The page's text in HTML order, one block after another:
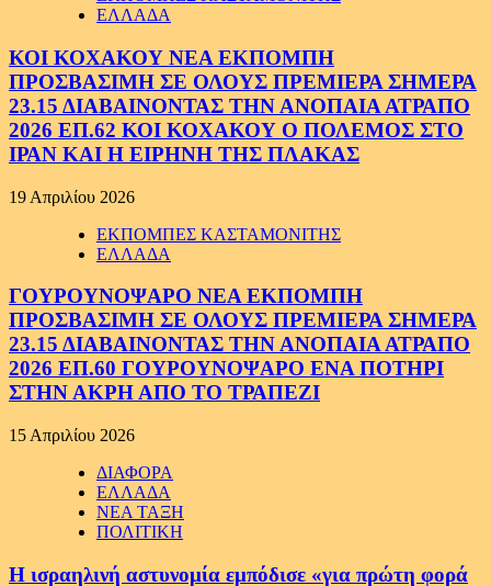
ΕΛΛΑΔΑ
ΚΟΙ ΚΟΧΑΚΟΥ ΝΕΑ ΕΚΠΟΜΠΗ
ΠΡΟΣΒΑΣΙΜΗ ΣΕ ΟΛΟΥΣ ΠΡΕΜΙΕΡΑ ΣΗΜΕΡΑ
23.15 ΔΙΑΒΑΙΝΟΝΤΑΣ ΤΗΝ ΑΝΟΠΑΙΑ ΑΤΡΑΠΟ
2026 ΕΠ.62 ΚΟΙ ΚΟΧΑΚΟΥ Ο ΠΟΛΕΜΟΣ ΣΤΟ
ΙΡΑΝ ΚΑΙ Η ΕΙΡΗΝΗ ΤΗΣ ΠΛΑΚΑΣ
19 Απριλίου 2026
ΕΚΠΟΜΠΕΣ ΚΑΣΤΑΜΟΝΙΤΗΣ
ΕΛΛΑΔΑ
ΓΟΥΡΟΥΝΟΨΑΡΟ ΝΕΑ ΕΚΠΟΜΠΗ
ΠΡΟΣΒΑΣΙΜΗ ΣΕ ΟΛΟΥΣ ΠΡΕΜΙΕΡΑ ΣΗΜΕΡΑ
23.15 ΔΙΑΒΑΙΝΟΝΤΑΣ ΤΗΝ ΑΝΟΠΑΙΑ ΑΤΡΑΠΟ
2026 ΕΠ.60 ΓΟΥΡΟΥΝΟΨΑΡΟ ΕΝΑ ΠΟΤΗΡΙ
ΣΤΗΝ ΑΚΡΗ ΑΠΟ ΤΟ ΤΡΑΠΕΖΙ
15 Απριλίου 2026
ΔΙΑΦΟΡΑ
ΕΛΛΑΔΑ
ΝΕΑ ΤΑΞΗ
ΠΟΛΙΤΙΚΗ
Η ισραηλινή αστυνομία εμπόδισε «για πρώτη φορά